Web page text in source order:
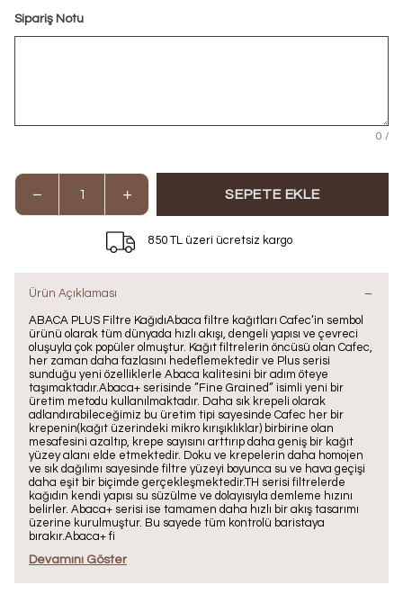
Sipariş Notu
0 /
SEPETE EKLE
850 TL üzeri ücretsiz kargo
Ürün Açıklaması
ABACA PLUS Filtre KağıdıAbaca filtre kağıtları Cafec’in sembol
ürünü olarak tüm dünyada hızlı akışı, dengeli yapısı ve çevreci
oluşuyla çok popüler olmuştur. Kağıt filtrelerin öncüsü olan Cafec,
her zaman daha fazlasını hedeflemektedir ve Plus serisi
sunduğu yeni özelliklerle Abaca kalitesini bir adım öteye
taşımaktadır.Abaca+ serisinde ”Fine Grained” isimli yeni bir
üretim metodu kullanılmaktadır. Daha sık krepeli olarak
adlandırabileceğimiz bu üretim tipi sayesinde Cafec her bir
krepenin(kağıt üzerindeki mikro kırışıklıklar) birbirine olan
mesafesini azaltıp, krepe sayısını arttırıp daha geniş bir kağıt
yüzey alanı elde etmektedir. Doku ve krepelerin daha homojen
ve sık dağılımı sayesinde filtre yüzeyi boyunca su ve hava geçişi
daha eşit bir biçimde gerçekleşmektedir.TH serisi filtrelerde
kağıdın kendi yapısı su süzülme ve dolayısıyla demleme hızını
belirler. Abaca+ serisi ise tamamen daha hızlı bir akış tasarımı
üzerine kurulmuştur. Bu sayede tüm kontrolü baristaya
bırakır.Abaca+ fi
Devamını Göster